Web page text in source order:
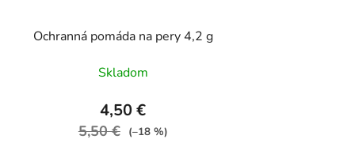
Ochranná pomáda na pery 4,2 g
Skladom
4,50 €
5,50 € (–18 %)